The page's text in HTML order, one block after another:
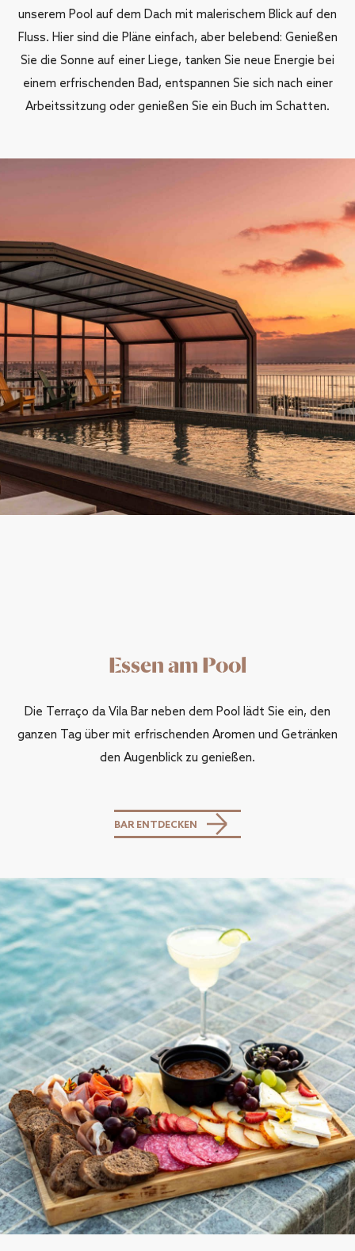
unserem Pool auf dem Dach mit malerischem Blick auf den
Fluss. Hier sind die Pläne einfach, aber belebend: Genießen
Sie die Sonne auf einer Liege, tanken Sie neue Energie bei
einem erfrischenden Bad, entspannen Sie sich nach einer
Arbeitssitzung oder genießen Sie ein Buch im Schatten.
Essen am Pool
Die Terraço da Vila Bar neben dem Pool lädt Sie ein, den
ganzen Tag über mit erfrischenden Aromen und Getränken
den Augenblick zu genießen.
BAR ENTDECKEN